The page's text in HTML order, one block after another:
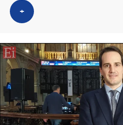
i
a
s
e
o
A
n
c
o
r
d
+